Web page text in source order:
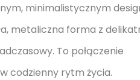
minimalistycznym
metaliczna forma z
To połączenie
codzienny rytm życia.